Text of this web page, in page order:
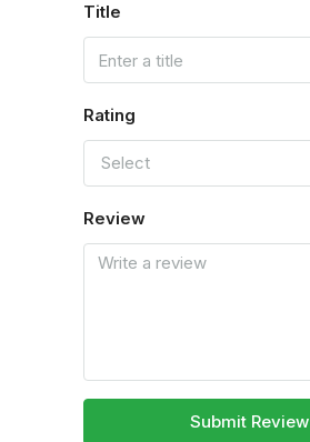
Title
Rating
Select
Review
Submit Review